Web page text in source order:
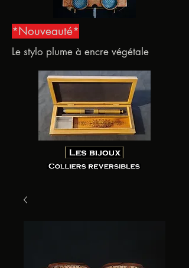
*Nouveauté*
Le stylo plume à encre végétale